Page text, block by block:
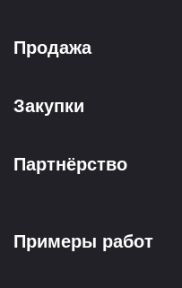
Продажа
Закупки
Партнёрство
Примеры работ